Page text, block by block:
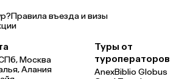
Правила въезда и визы
Москва
Алания
Туры от
туроператоров
AnexBiblio Globus